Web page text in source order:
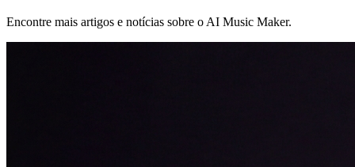
Encontre mais artigos e notícias sobre o AI Music Maker.